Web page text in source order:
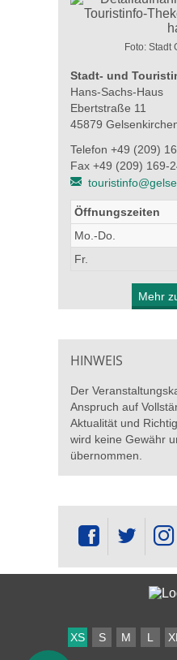
Foto: Stadt
Stadt- und
Hans-Sachs-Haus
Ebertstraße 11
45879
Telefon +49 (209)
Fax +49 (209) 169-
Öffnungszeiten
Mo.-Do.
Fr.
Mehr
HINWEIS
Der
Anspruch auf
Aktualität und
wird keine Gewähr
übernommen.
XS S M L XL